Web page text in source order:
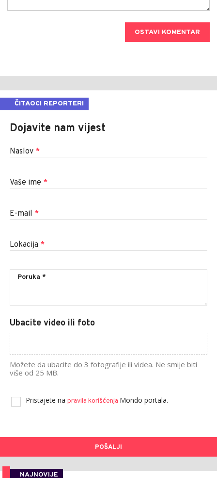
OSTAVI KOMENTAR
ČITAOCI REPORTERI
Dojavite nam vijest
Naslov *
Vaše ime *
E-mail *
Lokacija *
Ubacite video ili foto
Možete da ubacite do 3 fotografije ili videa. Ne smije biti
više od 25 MB.
Pristajete na pravila korišćenja Mondo portala.
POŠALJI
NAJNOVIJE